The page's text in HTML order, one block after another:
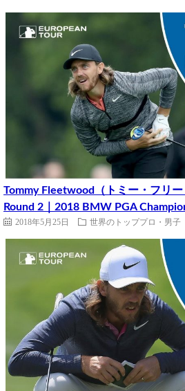
Tommy Fleetwood（トミー・フリー
Round 2｜2018 BMW PGA
2018年5月25日 世界のトッププロ・男子